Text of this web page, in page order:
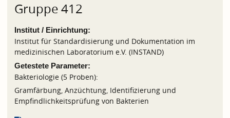
Gruppe 412
Institut / Einrichtung:
Institut für Standardisierung und Dokumentation im
medizinischen Laboratorium e.V. (INSTAND)
Getestete Parameter:
Bakteriologie (5 Proben):
Gramfärbung, Anzüchtung, Identifizierung und
Empfindlichkeitsprüfung von Bakterien